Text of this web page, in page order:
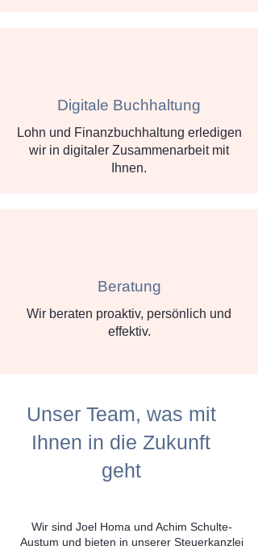
Digitale Buchhaltung
Lohn und Finanzbuchhaltung erledigen
wir in digitaler Zusammenarbeit mit
Ihnen.
Beratung
Wir beraten proaktiv, persönlich und
effektiv.
Unser Team, was mit
Ihnen in die Zukunft
geht
Wir sind Joel Homa und Achim Schulte-
Austum und bieten in unserer Steuerkanzlei